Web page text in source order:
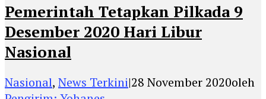
Pemerintah Tetapkan Pilkada 9
Desember 2020 Hari Libur
Nasional
Nasional, News Terkini|28 November 2020oleh